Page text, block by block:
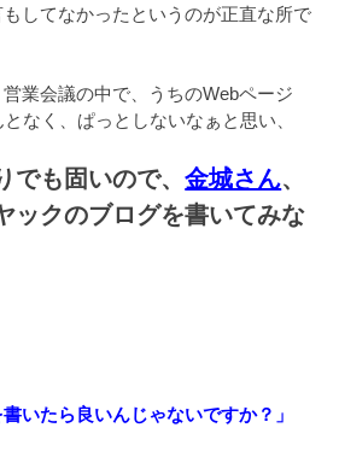
してなかったというのが正直な所で
業会議の中で、うちのWebページ
なく、ぱっとしないなぁと思い、
でも固いので、金城さん、
ックのブログを書いてみな
いたら良いんじゃないですか？」